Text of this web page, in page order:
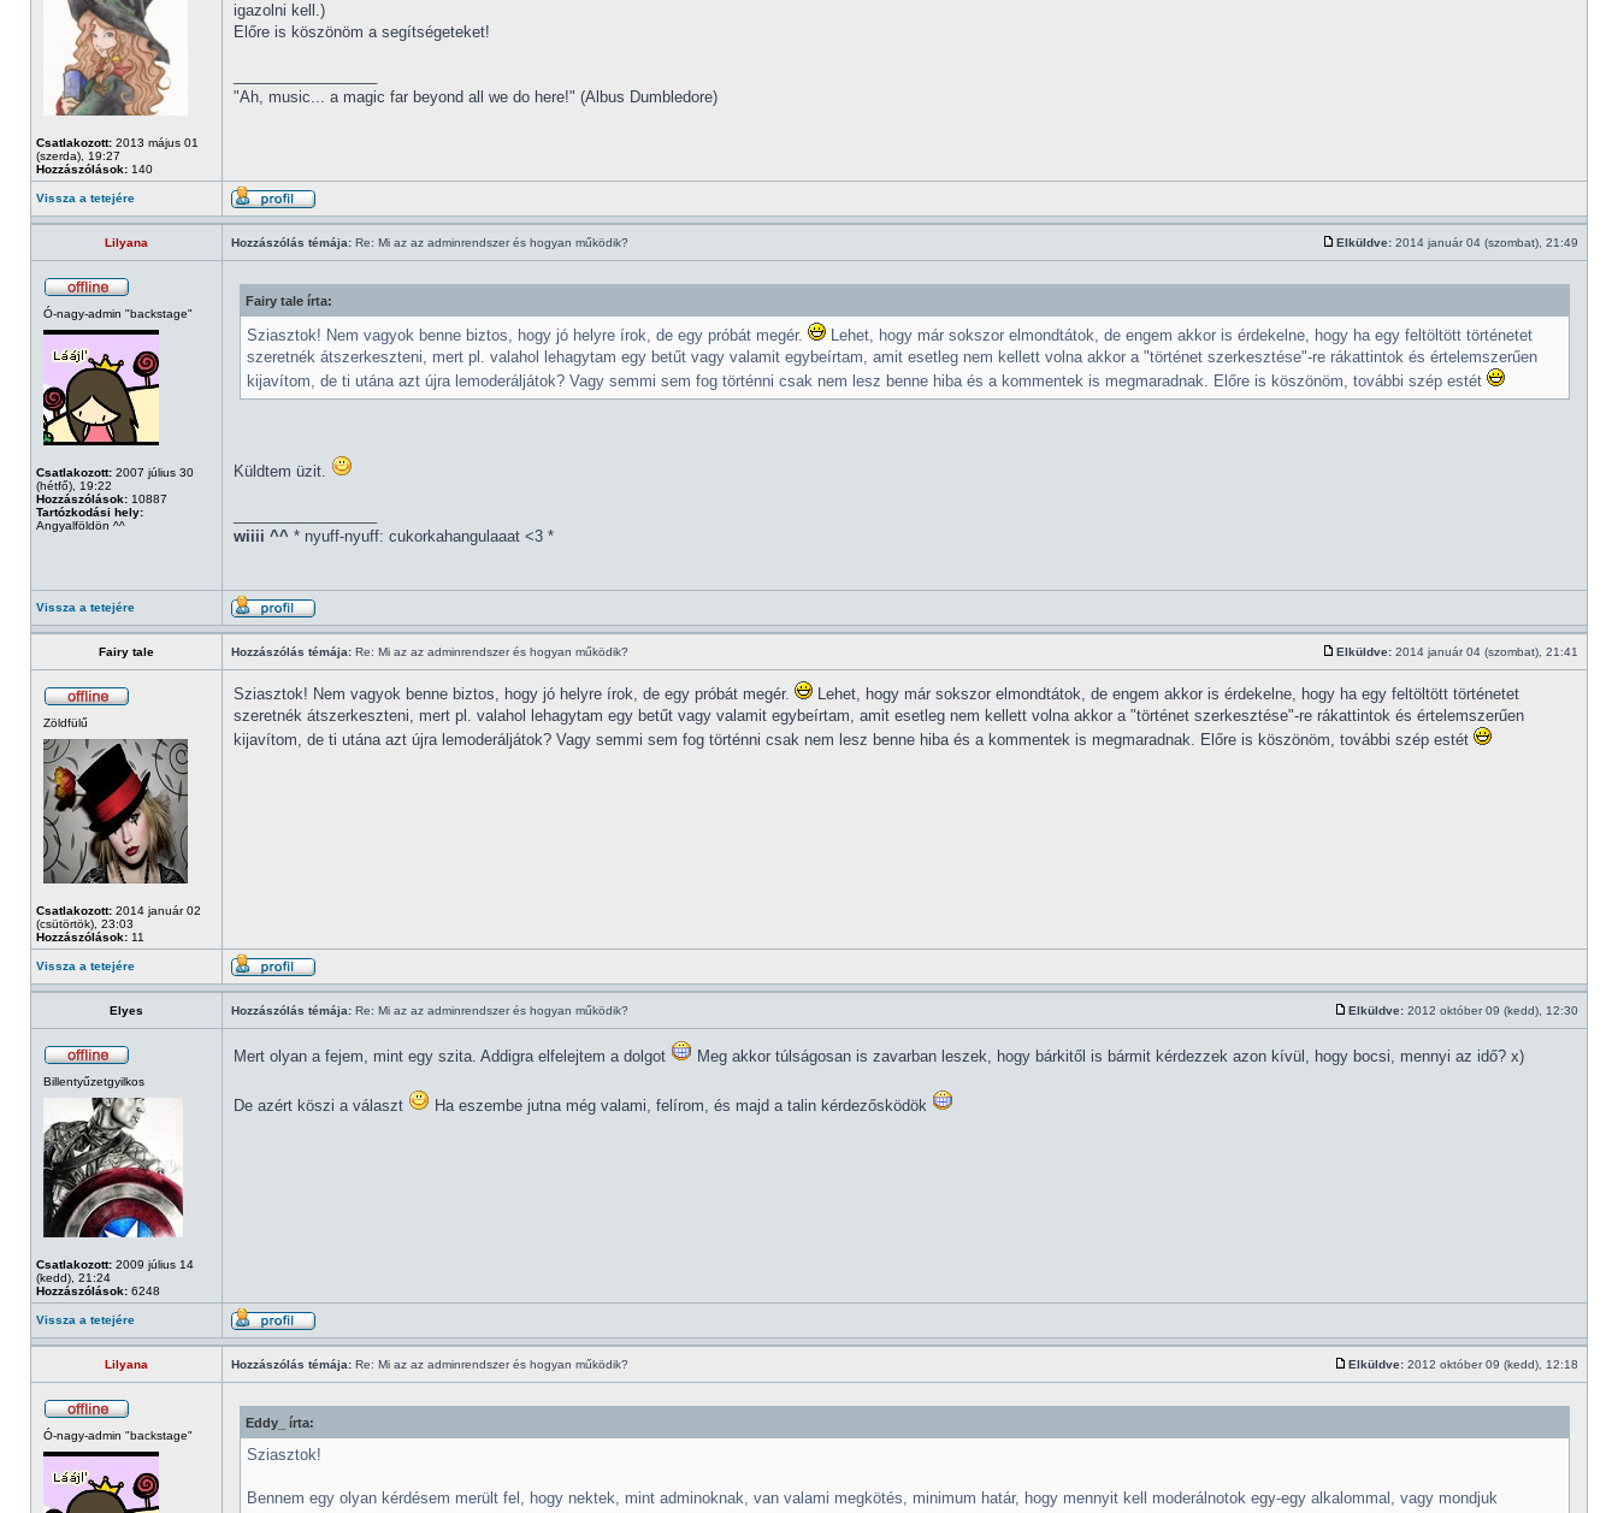
Csatlakozott: 2013 május 01
(szerda), 19:27
Hozzászólások: 140
igazolni kell.)
Előre is köszönöm a segítségeteket!
"Ah, music... a magic far beyond all we do here!" (Albus Dumbledore)
Vissza a tetejére
Lilyana Hozzászólás témája: Re: Mi az az adminrendszer és hogyan működik? Elküldve: 2014 január 04 (szombat), 21:49
Ó-nagy-admin "backstage"
Csatlakozott: 2007 július 30
(hétfő), 19:22
Hozzászólások: 10887
Tartózkodási hely:
Angyalföldön ^^
Fairy tale írta:
Sziasztok! Nem vagyok benne biztos, hogy jó helyre írok, de egy próbát megér.
Lehet, hogy már sokszor elmondtátok, de engem akkor is érdekelne, hogy ha egy feltöltött történetet
szeretnék átszerkeszteni, mert pl. valahol lehagytam egy betűt vagy valamit egybeírtam, amit esetleg nem kellett volna akkor a "történet szerkesztése"-re rákattintok és értelemszerűen
kijavítom, de ti utána azt újra lemoderáljátok? Vagy semmi sem fog történni csak nem lesz benne hiba és a kommentek is megmaradnak. Előre is köszönöm, további szép estét
Küldtem üzit.
wiiii ^^ * nyuff-nyuff: cukorkahangulaaat <3 *
Vissza a tetejére
Fairy tale Hozzászólás témája: Re: Mi az az adminrendszer és hogyan működik? Elküldve: 2014 január 04 (szombat), 21:41
Zöldfülű
Csatlakozott: 2014 január 02
(csütörtök), 23:03
Hozzászólások: 11
Sziasztok! Nem vagyok benne biztos, hogy jó helyre írok, de egy próbát megér.
Lehet, hogy már sokszor elmondtátok, de engem akkor is érdekelne, hogy ha egy feltöltött történetet
szeretnék átszerkeszteni, mert pl. valahol lehagytam egy betűt vagy valamit egybeírtam, amit esetleg nem kellett volna akkor a "történet szerkesztése"-re rákattintok és értelemszerűen
kijavítom, de ti utána azt újra lemoderáljátok? Vagy semmi sem fog történni csak nem lesz benne hiba és a kommentek is megmaradnak. Előre is köszönöm, további szép estét
Vissza a tetejére
Elyes Hozzászólás témája: Re: Mi az az adminrendszer és hogyan működik? Elküldve: 2012 október 09 (kedd), 12:30
Billentyűzetgyilkos
Csatlakozott: 2009 július 14
(kedd), 21:24
Hozzászólások: 6248
Mert olyan a fejem, mint egy szita. Addigra elfelejtem a dolgot Meg akkor túlságosan is zavarban leszek, hogy bárkitől is bármit kérdezzek azon kívül, hogy bocsi, mennyi az idő? x)
De azért köszi a választ Ha eszembe jutna még valami, felírom, és majd a talin kérdezősködök
Vissza a tetejére
Lilyana Hozzászólás témája: Re: Mi az az adminrendszer és hogyan működik? Elküldve: 2012 október 09 (kedd), 12:18
Ó-nagy-admin "backstage"
Eddy_ írta:
Sziasztok!
Bennem egy olyan kérdésem merült fel, hogy nektek, mint adminoknak, van valami megkötés, minimum határ, hogy mennyit kell moderálnotok egy-egy alkalommal, vagy mondjuk